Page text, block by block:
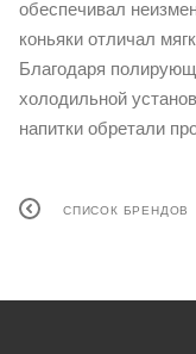
обеспечивал
коньяки отличал
Благодаря
холодильной
напитки обретали
СПИСОК БРЕНДОВ